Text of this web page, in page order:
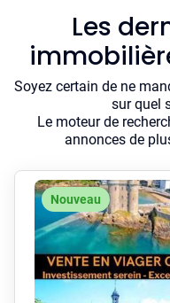
Les
Soyez certain de ne
sur quel
Le moteur de
annonces de
Nouveau